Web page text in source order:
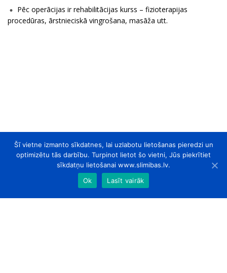
Pēc operācijas ir rehabilitācijas kurss – fizioterapijas
procedūras, ārstnieciskā vingrošana, masāža utt.
Šī vietne izmanto sīkdatnes, lai uzlabotu lietošanas pieredzi un
optimizētu tās darbību. Turpinot lietot šo vietni, Jūs piekrītiet
sīkdatņu lietošanai www.slimibas.lv.
Ok
Lasīt vairāk